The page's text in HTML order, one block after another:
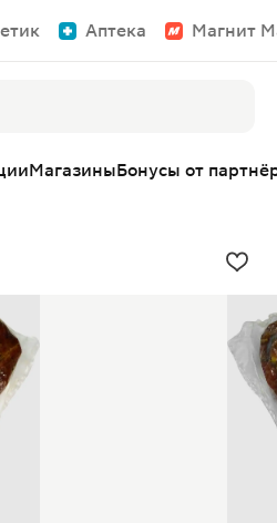
Аптека Магнит
МагазиныБонусы от